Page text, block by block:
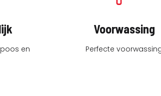
en
Voorwassing
Perfecte